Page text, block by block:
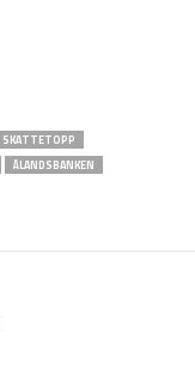
SKATTETOPP
ÅLANDSBANKEN